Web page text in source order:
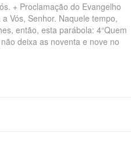
+ Proclamação do Evangelho
Vós, Senhor. Naquele tempo,
então, esta parábola: 4“Quem
deixa as noventa e nove no